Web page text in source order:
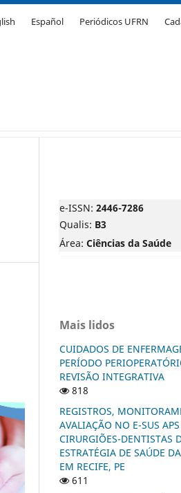
Español Periódicos UFRN
e-ISSN: 2446-7286
Qualis: B3
Área: Ciências da Saúde
Mais lidos
CUIDADOS DE
PERÍODO
REVISÃO INTEGRATIVA
818
REGISTROS,
AVALIAÇÃO NO E-SUS
CIRURGIÕES-DENTISTAS
ESTRATÉGIA DE SAÚDE
EM RECIFE, PE
611